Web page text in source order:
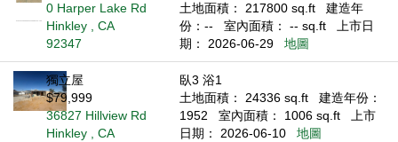
0 Harper Lake Rd
Hinkley , CA
92347
土地面積： 217800 sq.ft
建造年
份：--
室內面積： -- sq.ft
上市日
期： 2026-06-29
地圖
獨立屋
$79,999
36827 Hillview Rd
Hinkley , CA
臥3 浴1
土地面積： 24336 sq.ft
建造年份：
1952
室內面積： 1006 sq.ft
上市
日期： 2026-06-10
地圖